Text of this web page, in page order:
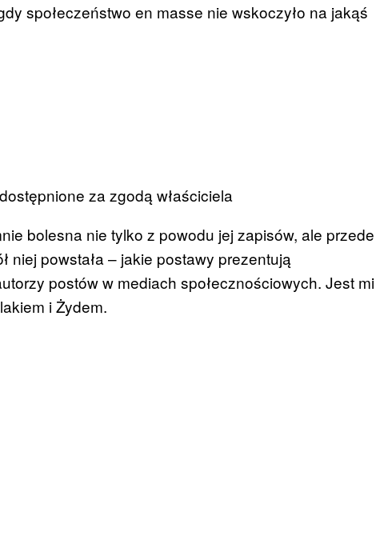
społeczeństwo en masse nie wskoczyło na jakąś
za zgodą właściciela
bolesna nie tylko z powodu jej zapisów, ale przede
niej powstała – jakie postawy prezentują
postów w mediach społecznościowych. Jest mi
i Żydem.